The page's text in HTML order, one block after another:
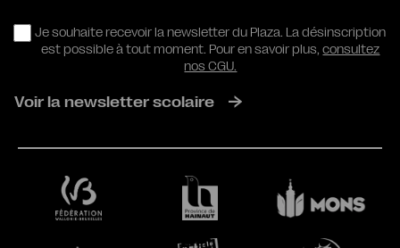
RGPD
Je souhaite recevoir la newsletter du Plaza. La désinscription
est possible à tout moment. Pour en savoir plus,consultez
nos CGU.
Voir la newsletter scolaire